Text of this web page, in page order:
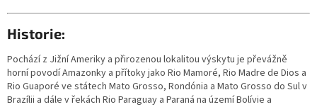
Historie:
Pochází z Jižní Ameriky a přirozenou lokalitou výskytu je převážně
horní povodí Amazonky a přítoky jako Rio Mamoré, Rio Madre de Dios a
Rio Guaporé ve státech Mato Grosso, Rondónia a Mato Grosso do Sul v
Brazílii a dále v řekách Rio Paraguay a Paraná na území Bolívie a